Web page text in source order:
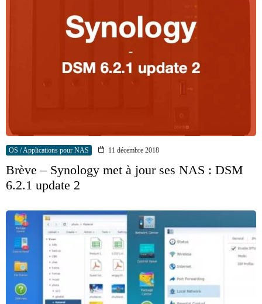
OS / Applications pour NAS 11 décembre 2018
Brève – Synology met à jour ses NAS : DSM
6.2.1 update 2